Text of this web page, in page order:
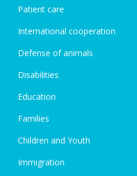
Patient care
International cooperation
Defense of animals
Disabilities
Education
Families
Children and Youth
Immigration